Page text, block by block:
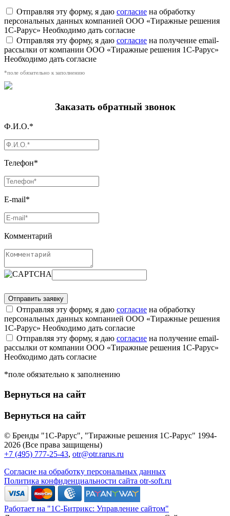
Отправляя эту форму, я даю согласие на обработку
персональных данных компанией ООО «Тиражные решения
1С-Рарус» Необходимо дать согласие
Отправляя эту форму, я даю согласие на получение email-
рассылки от компании ООО «Тиражные решения 1С-Рарус»
Необходимо дать согласие
*поле обязательно к заполнению
Заказать обратный звонок
Ф.И.О.*
Телефон*
E-mail*
Комментарий
Отправляя эту форму, я даю согласие на обработку
персональных данных компанией ООО «Тиражные решения
1С-Рарус» Необходимо дать согласие
Отправляя эту форму, я даю согласие на получение email-
рассылки от компании ООО «Тиражные решения 1С-Рарус»
Необходимо дать согласие
*поле обязательно к заполнению
Вернуться на сайт
Вернуться на сайт
© Бренды "1С-Рарус", "Тиражные решения 1С-Рарус" 1994-
2026 (Все права защищены)
+7 (495) 777-25-43, otr@otr.rarus.ru
Согласие на обработку персональных данных
Политика конфиденциальности сайта otr-soft.ru
Работает на "1С-Битрикс: Управление сайтом"